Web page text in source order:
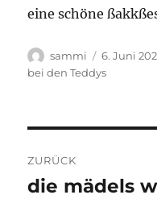
eine schöne
Autor
sammi
am
6. Juni
bei den Teddys
ZURÜCK
Vorheriger
die mädels